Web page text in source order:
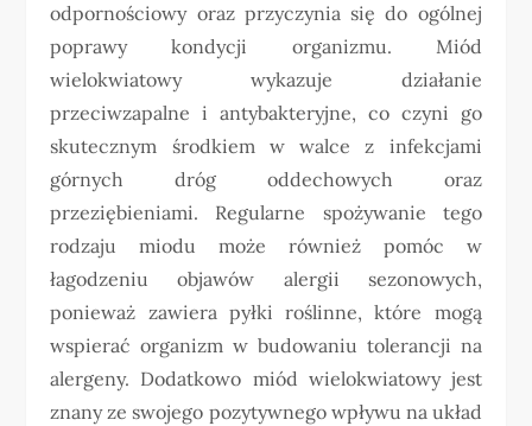
odpornościowy oraz przyczynia się do ogólnej
poprawy kondycji organizmu. Miód
wielokwiatowy wykazuje działanie
przeciwzapalne i antybakteryjne, co czyni go
skutecznym środkiem w walce z infekcjami
górnych dróg oddechowych oraz
przeziębieniami. Regularne spożywanie tego
rodzaju miodu może również pomóc w
łagodzeniu objawów alergii sezonowych,
ponieważ zawiera pyłki roślinne, które mogą
wspierać organizm w budowaniu tolerancji na
alergeny. Dodatkowo miód wielokwiatowy jest
znany ze swojego pozytywnego wpływu na układ